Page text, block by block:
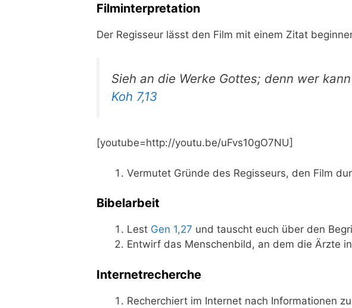
Filminterpretation
Der Regis­seur lässt den Film mit einem Zitat
Sieh an die Wer­ke Got­tes; denn wer
Koh 7,13
[youtube=http://youtu.be/uFvs10gO7NU]
Ver­mu­tet Grün­de des Regis­seurs, den Film
Bibelarbeit
Lest Gen 1,27 und tauscht euch über den
Ent­wirf das Men­schen­bild, an dem die Ärz­te
Internetrecherche
Recher­chiert im Inter­net nach Infor­ma­tio­nen